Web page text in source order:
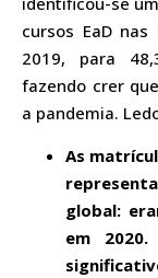
cursos EaD
2019, para
fazendo crer
a pandemia.
As
global:
em